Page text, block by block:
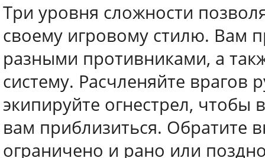
Три уровня сложности
своему игровому стилю. Вам
разными противниками, а
систему. Расчленяйте
экипируйте огнестрел, чтобы
вам приблизиться. Обратите
ограничено и рано или